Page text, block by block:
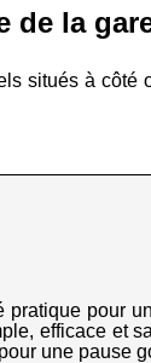
de la
situés à côté
pour
efficace et
une pause